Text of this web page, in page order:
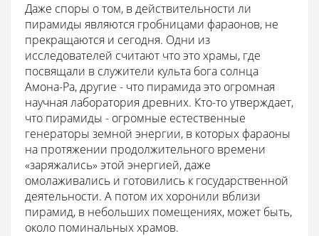
Даже споры о том, в действительности ли
пирамиды являются гробницами фараонов, не
прекращаются и сегодня. Одни из
исследователей считают что это храмы, где
посвящали в служители культа бога солнца
Амона-Ра, другие - что пирамида это огромная
научная лаборатория древних. Кто-то утверждает,
что пирамиды - огромные естественные
генераторы земной энергии, в которых фараоны
на протяжении продолжительного времени
«заряжались» этой энергией, даже
омолаживались и готовились к государственной
деятельности. А потом их хоронили вблизи
пирамид, в небольших помещениях, может быть,
около поминальных храмов.